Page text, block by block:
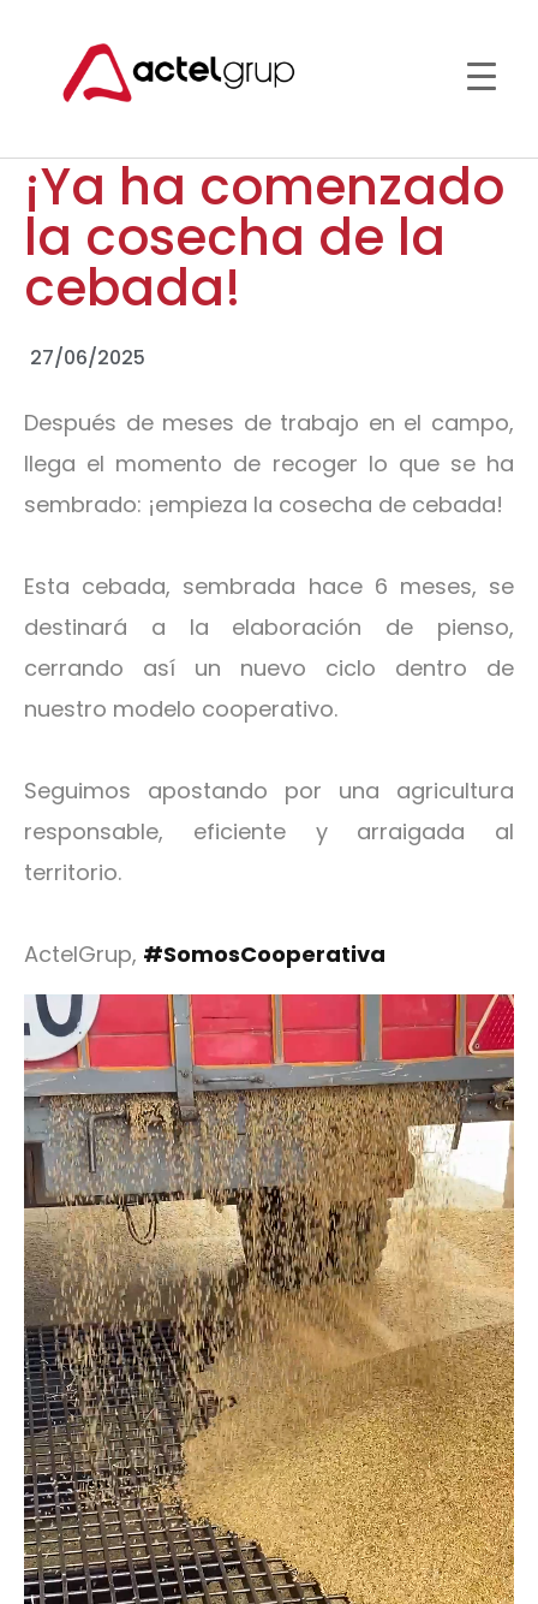
¡Ya ha comenzado
la cosecha de la
cebada!
27/06/2025
Después de meses de trabajo en el campo,
llega el momento de recoger lo que se ha
sembrado: ¡empieza la cosecha de cebada!
Esta cebada, sembrada hace 6 meses, se
destinará a la elaboración de pienso,
cerrando así un nuevo ciclo dentro de
nuestro modelo cooperativo.
Seguimos apostando por una agricultura
responsable, eficiente y arraigada al
territorio.
ActelGrup, #SomosCooperativa